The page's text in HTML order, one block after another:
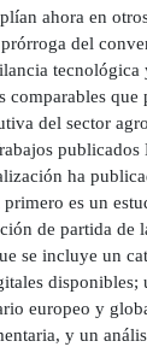
ahora en
del
tecnológica
comparables que
del sector
publicados
ha
es un
de partida de
se incluye un
disponibles;
europeo y
y un